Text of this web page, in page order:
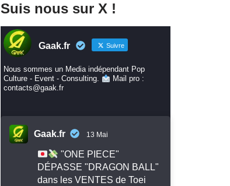
Suis nous sur X !
Gaak.fr Suivre
Nous sommes un Media indépendant Pop
Culture - Event - Consulting.
Mail pro :
contacts@gaak.fr
Gaak.fr 13 Mai
"ONE PIECE"
DÉPASSE "DRAGON BALL"
dans les VENTES de Toei